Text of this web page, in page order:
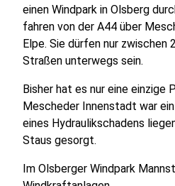
einen Windpark in Olsberg
fahren von der A44 über
Elpe. Sie dürfen nur zwischen
Straßen unterwegs sein.
Bisher hat es nur eine einzige
Mescheder Innenstadt war
eines Hydraulikschadens
Staus gesorgt.
Im Olsberger Windpark